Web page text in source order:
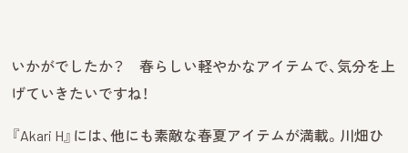
いかがでしたか？ 春らしい軽やかなアイテムで、気分を上
げていきたいですね！
『Akari H』には、他にも素敵な春夏アイテムが満載。川畑ひ